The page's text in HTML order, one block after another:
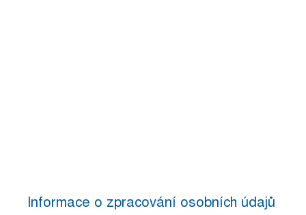
Informace o zpracování osobních údajů